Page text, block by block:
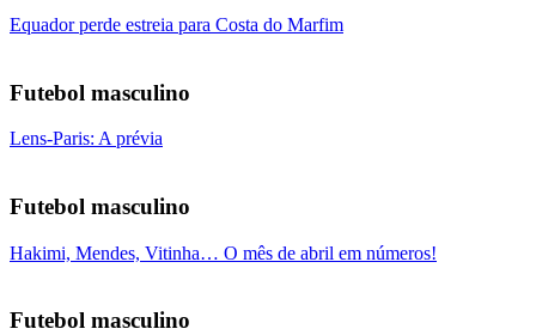
Equador perde estreia para Costa do Marfim
Futebol masculino
Lens-Paris: A prévia
Futebol masculino
Hakimi, Mendes, Vitinha… O mês de abril em números!
Futebol masculino